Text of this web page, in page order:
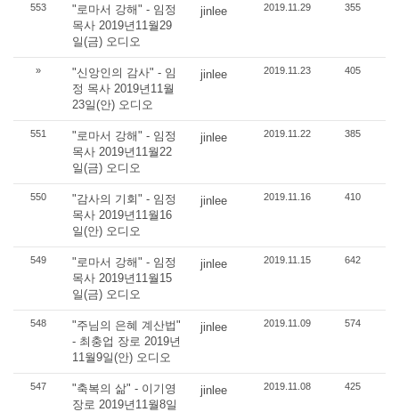
553
"로마서 강해" - 임정
목사 2019년11월29
일(금) 오디오
jinlee 2019.11.29 355
»
"신앙인의 감사" - 임
정 목사 2019년11월
23일(안) 오디오
jinlee 2019.11.23 405
551
"로마서 강해" - 임정
목사 2019년11월22
일(금) 오디오
jinlee 2019.11.22 385
550
"감사의 기회" - 임정
목사 2019년11월16
일(안) 오디오
jinlee 2019.11.16 410
549
"로마서 강해" - 임정
목사 2019년11월15
일(금) 오디오
jinlee 2019.11.15 642
548
"주님의 은혜 계산법"
- 최충업 장로 2019년
11월9일(안) 오디오
jinlee 2019.11.09 574
547
"축복의 삶" - 이기영
장로 2019년11월8일
jinlee 2019.11.08 425